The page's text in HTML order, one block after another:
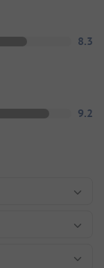
8.3
9.2